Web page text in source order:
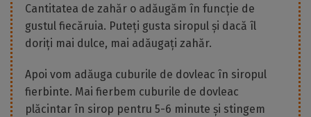
Cantitatea de zahăr o adăugăm în funcție de
gustul fiecăruia. Puteți gusta siropul și dacă îl
doriți mai dulce, mai adăugați zahăr.
Apoi vom adăuga cuburile de dovleac în siropul
fierbinte. Mai fierbem cuburile de dovleac
plăcintar în sirop pentru 5-6 minute și stingem